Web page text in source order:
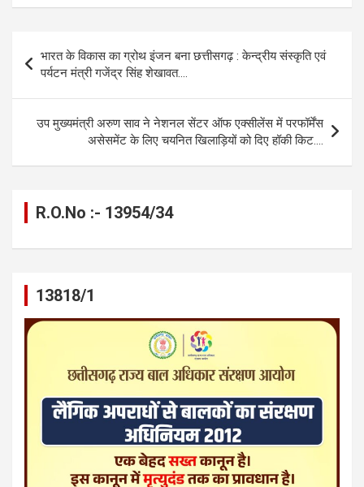
ce
b
o
o
k
se
g
er
at
A
p
p
e
gr
a
m
ail py
Li
n
k
ar
e
navigation
भारत के विकास का ग्रोथ इंजन बना छत्तीसगढ़ : केन्द्रीय संस्कृति एवं
पर्यटन मंत्री गजेंद्र सिंह शेखावत….
उप मुख्यमंत्री अरुण साव ने नेशनल सेंटर ऑफ एक्सीलेंस में परफॉर्मेंस
असेसमेंट के लिए चयनित खिलाड़ियों को दिए हॉकी किट….
R.O.No :- 13954/34
13818/1